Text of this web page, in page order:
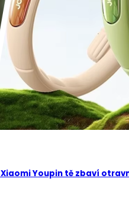
Youpin tě zbaví